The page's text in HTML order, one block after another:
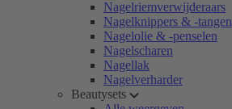
Nagelriemverwijderaars
Nagelknippers & -tangen
Nagelolie & -penselen
Nagelscharen
Nagellak
Nagelverharder
Beautysets